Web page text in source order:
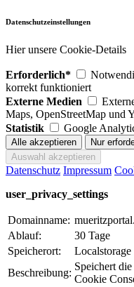
Datenschutzeinstellungen
Hier unsere Cookie-Details
Erforderlich*
korrekt funktioniert
Externe Medien
Maps, OpenStreetMap und
Statistik
Google
Datenschutz Impressum
user_privacy_settings
Domainname:
Ablauf:
30 Tage
Speicherort:
Localstorage
Beschreibung:
Speichert
Cookie